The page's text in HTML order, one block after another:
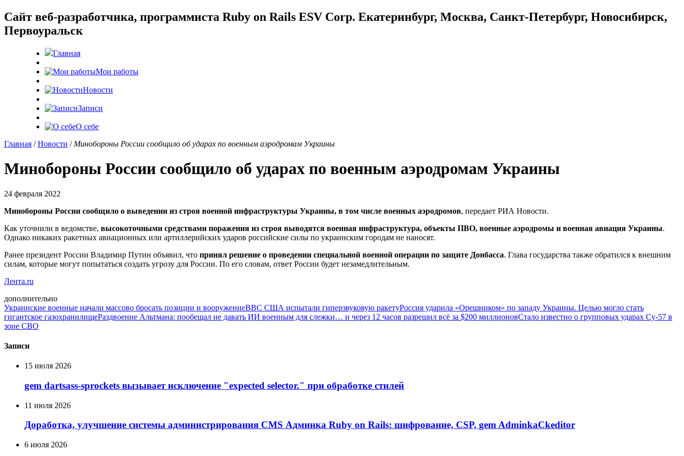
Cайт веб-разработчика, программиста Ruby on Rails ESV Corp. Екатеринбург, Москва, Санкт-Петербург, Новосибирск,
Первоуральск
Главная
Мои работы
Новости
Записи
О себе
Главная /Новости / Минобороны России сообщило об ударах по военным аэродромам Украины
Минобороны России сообщило об ударах по военным аэродромам Украины
24 февраля 2022
Минобороны России сообщило о выведении из строя военной инфраструктуры Украины, в том числе военных аэродромов, передает РИА Новости.
Как уточнили в ведомстве, высокоточными средствами поражения из строя выводятся военная инфраструктура, объекты ПВО, военные аэродромы и военная авиация Украины.
Однако никаких ракетных авиационных или артиллерийских ударов российские силы по украинским городам не наносят.
Ранее президент России Владимир Путин объявил, что принял решение о проведении специальной военной операции по защите Донбасса. Глава государства также обратился к внешним
силам, которые могут попытаться создать угрозу для России. По его словам, ответ России будет незамедлительным.
Лента.ru
дополнительно
Украинские военные начали массово бросать позиции и вооружениеВВС США испытали гиперзвуковую ракетуРоссия ударила «Орешником» по западу Украины. Целью могло стать
гигантское газохранилищеРаздвоение Альтмана: пообещал не давать ИИ военным для слежки… и через 12 часов разрешил всё за $200 миллионовСтало известно о групповых ударах Су-57 в
зоне СВО
Записи
15 июля 2026
gem dartsass-sprockets вызывает исключение "expected selector." при обработке стилей
11 июля 2026
Доработка, улучшение системы администрирования CMS Админка Ruby on Rails: шифрование, CSP, gem AdminkaCkeditor
6 июля 2026